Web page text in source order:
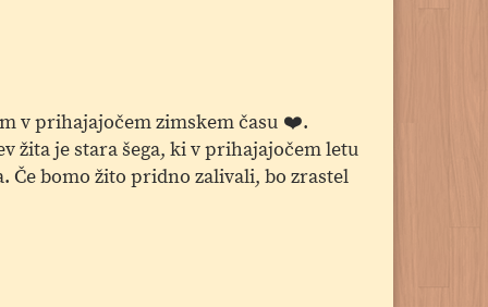
v prihajajočem zimskem času ❤️.
žita je stara šega, ki v prihajajočem letu
bomo žito pridno zalivali, bo zrastel